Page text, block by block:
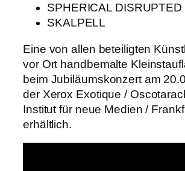
SPHERICAL DISRUPTED
SKALPELL
Eine von allen beteiligten
vor Ort handbemalte
beim Jubiläumskonzert am
der Xerox Exotique /
Institut für neue Medien /
erhältlich.